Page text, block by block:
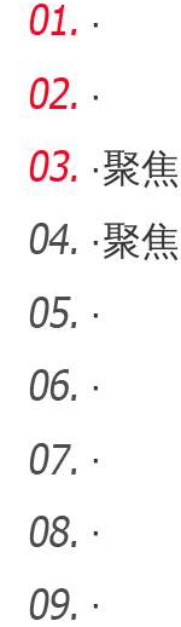
·
·
·聚
一农
·聚
十二
·
·
·
·
·